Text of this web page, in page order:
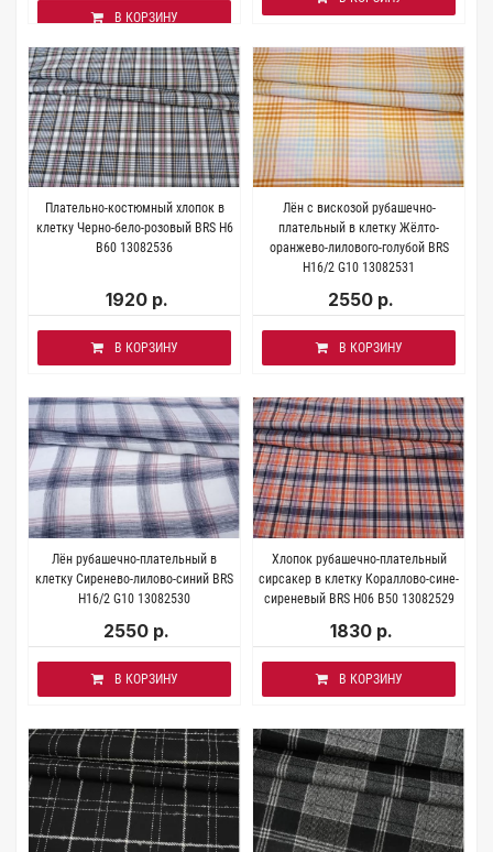
В КОРЗИНУ
Плательно-костюмный хлопок в
клетку Черно-бело-розовый BRS H6
B60 13082536
1920 р.
В КОРЗИНУ
Лён с вискозой рубашечно-
плательный в клетку Жёлто-
оранжево-лилового-голубой BRS
H16/2 G10 13082531
2550 р.
В КОРЗИНУ
Лён рубашечно-плательный в
клетку Сиренево-лилово-синий BRS
H16/2 G10 13082530
2550 р.
В КОРЗИНУ
Хлопок рубашечно-плательный
сирсакер в клетку Кораллово-сине-
сиреневый BRS H06 B50 13082529
1830 р.
В КОРЗИНУ